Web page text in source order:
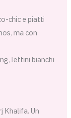
chic e piatti
ma con
lettini bianchi
Khalifa. Un